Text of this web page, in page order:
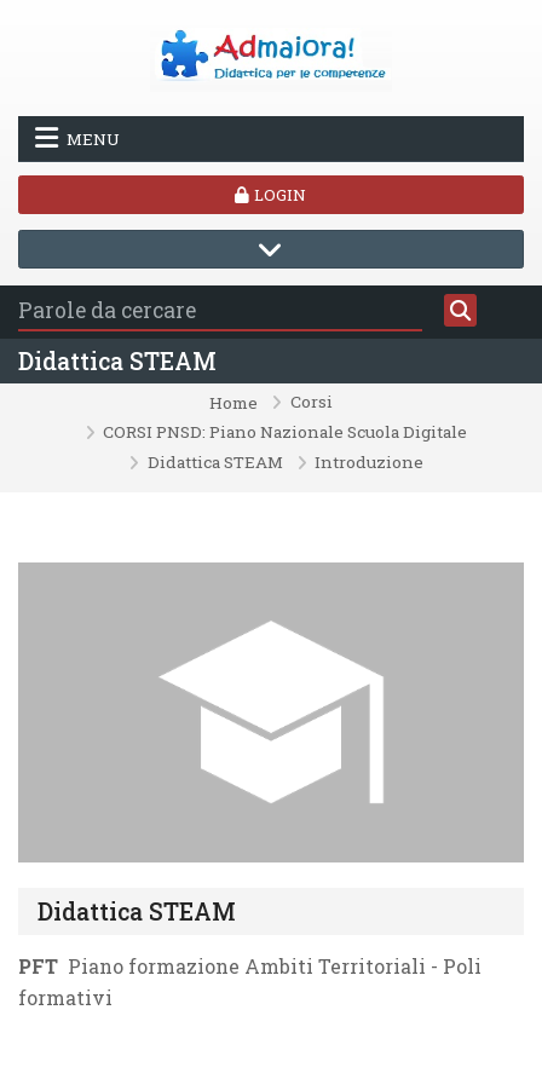
MENU
LOGIN
Didattica STEAM
Home
Corsi
CORSI PNSD: Piano Nazionale Scuola Digitale
Didattica STEAM
Introduzione
Didattica STEAM
PFT Piano formazione Ambiti Territoriali - Poli
formativi